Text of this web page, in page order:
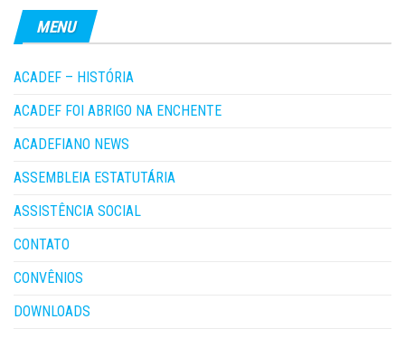
MENU
ACADEF – HISTÓRIA
ACADEF FOI ABRIGO NA ENCHENTE
ACADEFIANO NEWS
ASSEMBLEIA ESTATUTÁRIA
ASSISTÊNCIA SOCIAL
CONTATO
CONVÊNIOS
DOWNLOADS